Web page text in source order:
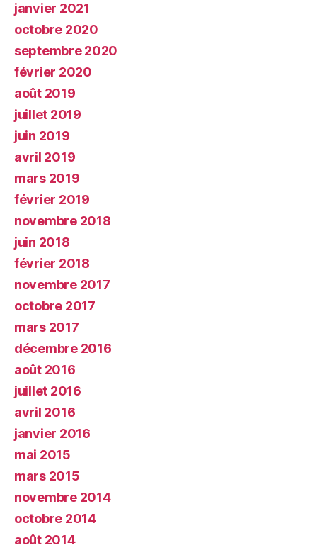
janvier 2021
octobre 2020
septembre 2020
février 2020
août 2019
juillet 2019
juin 2019
avril 2019
mars 2019
février 2019
novembre 2018
juin 2018
février 2018
novembre 2017
octobre 2017
mars 2017
décembre 2016
août 2016
juillet 2016
avril 2016
janvier 2016
mai 2015
mars 2015
novembre 2014
octobre 2014
août 2014